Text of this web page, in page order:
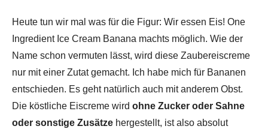
Heute tun wir mal was für die Figur: Wir essen Eis! One
Ingredient Ice Cream Banana machts möglich. Wie der
Name schon vermuten lässt, wird diese Zaubereiscreme
nur mit einer Zutat gemacht. Ich habe mich für Bananen
entschieden. Es geht natürlich auch mit anderem Obst.
Die köstliche Eiscreme wird ohne Zucker oder Sahne
oder sonstige Zusätze hergestellt, ist also absolut